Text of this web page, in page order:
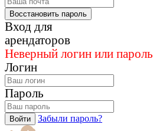
Восстановить пароль
Вход для
арендаторов
Неверный логин или пароль
Логин
Пароль
Войти Забыли пароль?